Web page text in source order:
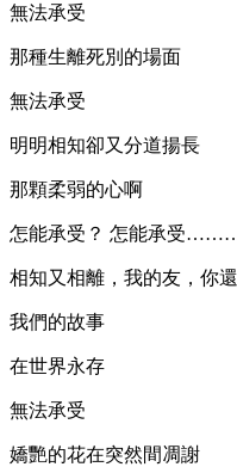
無法承受
那種生離死別的場面
無法承受
明明相知卻又分道揚長
那顆柔弱的心啊
怎能承受？ 怎能承受
相知又相離，我的友，你
我們的故事
在世界永存
無法承受
嬌艷的花在突然間凋謝